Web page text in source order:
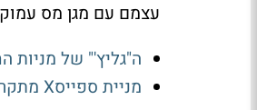
עצמם עם מגן מס עמוק
ה"גליץ'" של מניות
מניית ספייסX מתקרבת לשפל סגירה חדש לפני הדוח הראשון ושחרור נעילה על כ-900 מיליון מניות